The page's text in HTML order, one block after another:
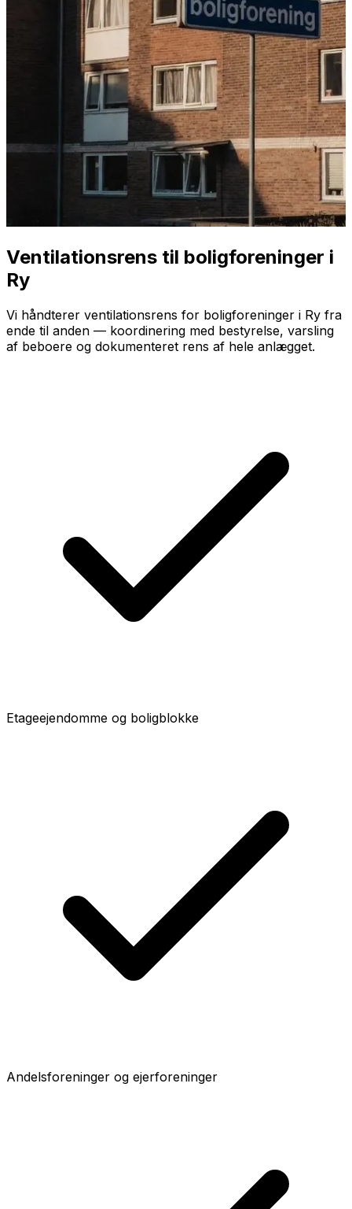
Ventilationsrens til boligforeninger i
Ry
Vi håndterer ventilationsrens for boligforeninger i Ry fra
ende til anden — koordinering med bestyrelse, varsling
af beboere og dokumenteret rens af hele anlægget.
Etageejendomme og boligblokke
Andelsforeninger og ejerforeninger